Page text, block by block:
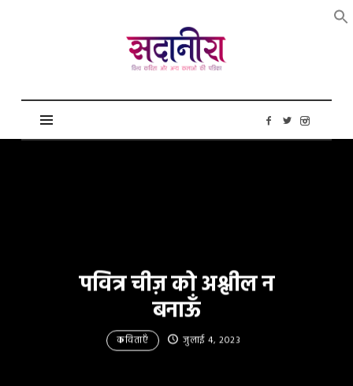
सदानीरा
पवित्र चीज़ को अश्लील न
बनाऊँ
कविताएँ जुलाई 4, 2023